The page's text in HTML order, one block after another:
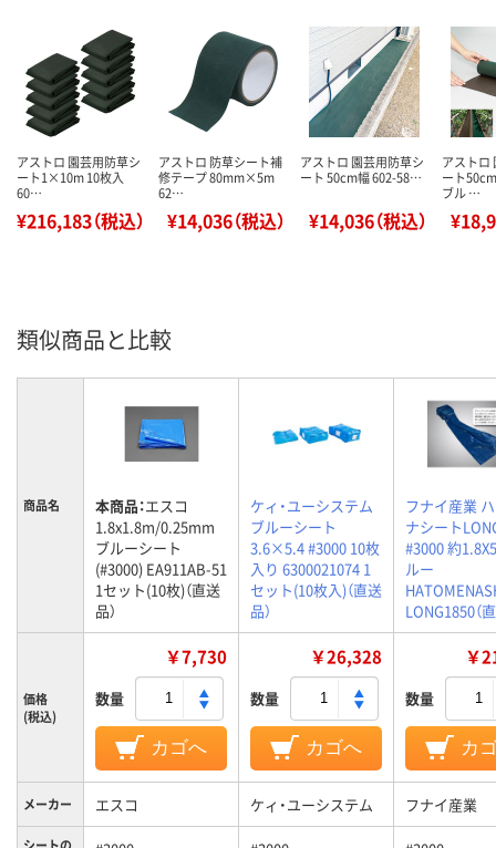
アストロ 園芸用防草シ
ート1×10m 10枚入
60…
¥216,183（税込）
アストロ 防草シート補
修テープ 80mm×5m
62…
¥14,036（税込）
アストロ 園芸用防草シ
ート 50cm幅 602-58…
¥14,036（税込）
アストロ
ート
ブル …
類似商品と比較
商品名 本商品：エスコ
1.8x1.8m/0.25mm
ブルーシート
(#3000) EA911AB-51
1セット(10枚)（直送
品）
ケィ・ユーシステム
ブルーシート
3.6×5.4 #3000 10枚
入り 6300021074 1
セット(10枚入)（直送
品）
フナイ産業
ナシート
#3000 約
ルー
LONG1850（
価格
(税込)
￥7,730
数量
カゴへ
￥26,328
数量
カゴへ
￥
数量
カ
メーカー エスコ ケィ・ユーシステム フナイ産業
シートの